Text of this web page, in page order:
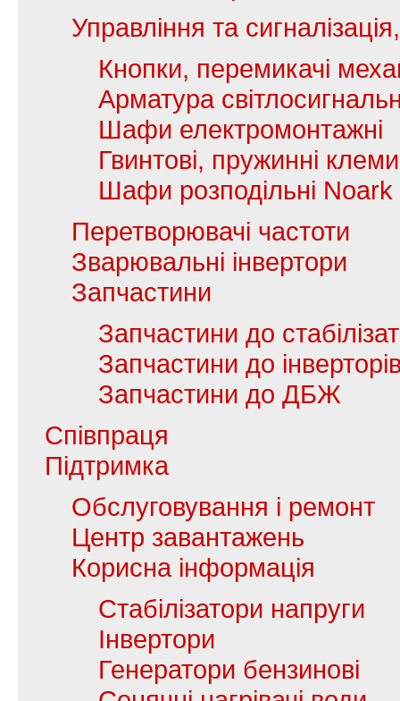
Управління та
Кнопки, перемикачі
Арматура
Шафи електромонтажні
Гвинтові, пружинні
Шафи розподільні Noark
Перетворювачі частоти
Зварювальні інвертори
Запчастини
Запчастини до
Запчастини до
Запчастини до ДБЖ
Співпраця
Підтримка
Обслуговування і ремонт
Центр завантажень
Корисна інформація
Стабілізатори напруги
Інвертори
Генератори бензинові